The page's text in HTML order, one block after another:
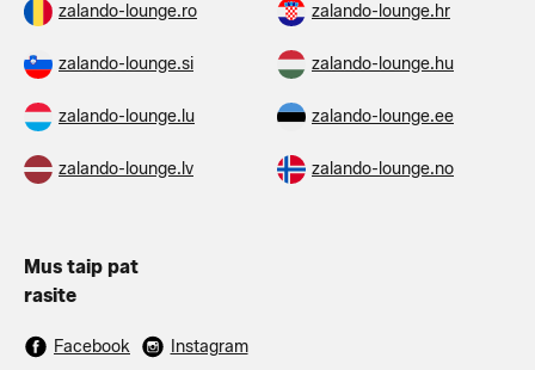
zalando-lounge.ro zalando-lounge.hr
zalando-lounge.si zalando-lounge.hu
zalando-lounge.lu zalando-lounge.ee
zalando-lounge.lv zalando-lounge.no
Mus taip pat
rasite
Facebook Instagram